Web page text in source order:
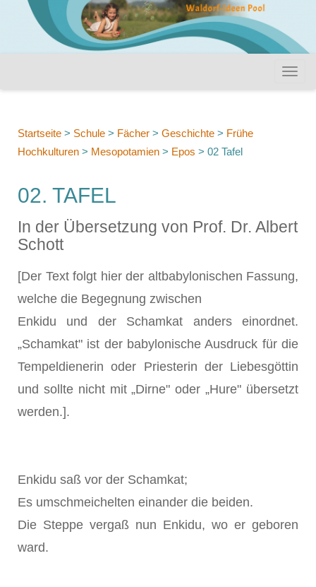
Startseite > Schule > Fächer > Geschichte > Frühe
Hochkulturen > Mesopotamien > Epos > 02 Tafel
02. TAFEL
In der Übersetzung von Prof. Dr. Albert
Schott
[Der Text folgt hier der altbabylonischen Fassung,
welche die Begegnung zwischen
Enkidu und der Schamkat anders einordnet.
„Schamkat" ist der babylonische Ausdruck für die
Tempeldienerin oder Priesterin der Liebesgöttin
und sollte nicht mit „Dirne" oder „Hure" übersetzt
werden.].
Enkidu saß vor der Schamkat;
Es umschmeichelten einander die beiden.
Die Steppe vergaß nun Enkidu, wo er geboren
ward.